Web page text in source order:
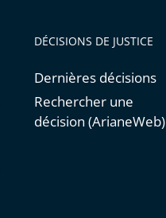
DÉCISIONS DE JUSTICE
Dernières décisions
Rechercher une
décision (ArianeWeb)